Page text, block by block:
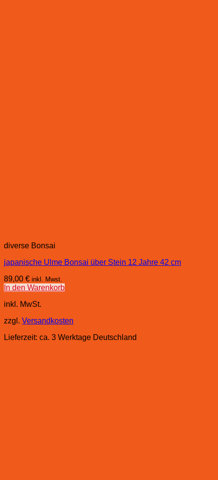
diverse Bonsai
japanische Ulme Bonsai über Stein 12 Jahre 42 cm
89,00 € inkl. Mwst.
In den Warenkorb
inkl. MwSt.
zzgl. Versandkosten
Lieferzeit: ca. 3 Werktage Deutschland